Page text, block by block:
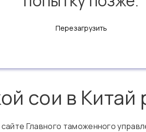
Перезагрузить
сои в
Главного таможенного